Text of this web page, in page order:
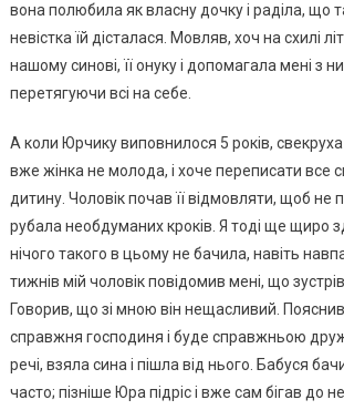
вона полюбила як власну дочку і раділа, що
невістка їй дісталася. Мовляв, хоч на схилі
нашому синові, її онуку і допомагала мені з
перетягуючи всі на себе.
А коли Юрчику виповнилося 5 років,
вже жінка не молода, і хоче переписати все
дитину. Чоловік почав її відмовляти, щоб не
рубала необдуманих кроків. Я тоді ще щиро
нічого такого в цьому не бачила, навіть
тижнів мій чоловік повідомив мені, що
Говорив, що зі мною він нещасливий.
справжня господиня і буде справжньою
речі, взяла сина і пішла від нього. Бабуся
часто; пізніше Юра підріс і вже сам бігав до